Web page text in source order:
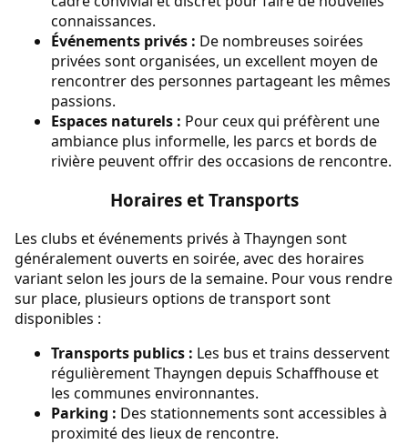
connaissances.
Événements privés : De nombreuses soirées
privées sont organisées, un excellent moyen de
rencontrer des personnes partageant les mêmes
passions.
Espaces naturels : Pour ceux qui préfèrent une
ambiance plus informelle, les parcs et bords de
rivière peuvent offrir des occasions de rencontre.
Horaires et Transports
Les clubs et événements privés à Thayngen sont
généralement ouverts en soirée, avec des horaires
variant selon les jours de la semaine. Pour vous rendre
sur place, plusieurs options de transport sont
disponibles :
Transports publics : Les bus et trains desservent
régulièrement Thayngen depuis Schaffhouse et
les communes environnantes.
Parking : Des stationnements sont accessibles à
proximité des lieux de rencontre.